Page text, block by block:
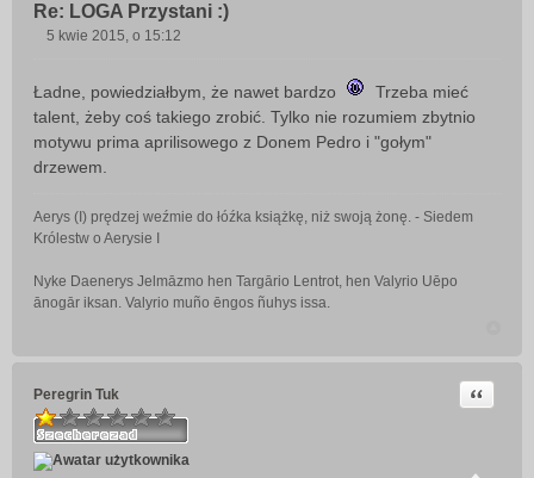
Re: LOGA Przystani :)
s
t
5 kwie 2015, o 15:12
Ładne, powiedziałbym, że nawet bardzo
Trzeba mieć
talent, żeby coś takiego zrobić. Tylko nie rozumiem zbytnio
motywu prima aprilisowego z Donem Pedro i "gołym"
drzewem.
Aerys (I) prędzej weźmie do łóźka książkę, niż swoją żonę. - Siedem
Królestw o Aerysie I
Nyke Daenerys Jelmāzmo hen Targārio Lentrot, hen Valyrio Uēpo
ānogār iksan. Valyrio muño ēngos ñuhys issa.
Peregrin Tuk Cytuj